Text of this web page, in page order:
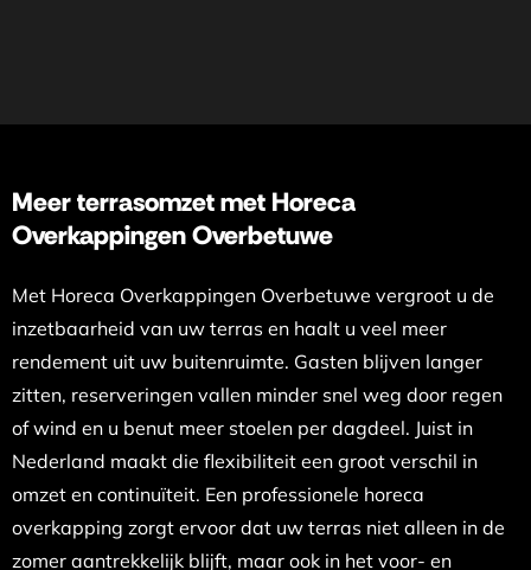
Meer terrasomzet met Horeca
Overkappingen Overbetuwe
Met Horeca Overkappingen Overbetuwe vergroot u de
inzetbaarheid van uw terras en haalt u veel meer
rendement uit uw buitenruimte. Gasten blijven langer
zitten, reserveringen vallen minder snel weg door regen
of wind en u benut meer stoelen per dagdeel. Juist in
Nederland maakt die flexibiliteit een groot verschil in
omzet en continuïteit. Een professionele horeca
overkapping zorgt ervoor dat uw terras niet alleen in de
zomer aantrekkelijk blijft, maar ook in het voor- en